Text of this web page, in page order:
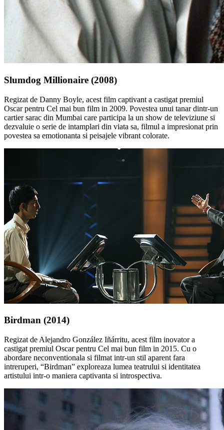
Slumdog Millionaire (2008)
Regizat de Danny Boyle, acest film captivant a castigat premiul
Oscar pentru Cel mai bun film in 2009. Povestea unui tanar dintr-un
cartier sarac din Mumbai care participa la un show de televiziune si
dezvaluie o serie de intamplari din viata sa, filmul a impresionat prin
povestea sa emotionanta si peisajele vibrant colorate.
Birdman (2014)
Regizat de Alejandro González Iñárritu, acest film inovator a
castigat premiul Oscar pentru Cel mai bun film in 2015. Cu o
abordare neconventionala si filmat intr-un stil aparent fara
intreruperi, “Birdman” exploreaza lumea teatrului si identitatea
artistului intr-o maniera captivanta si introspectiva.